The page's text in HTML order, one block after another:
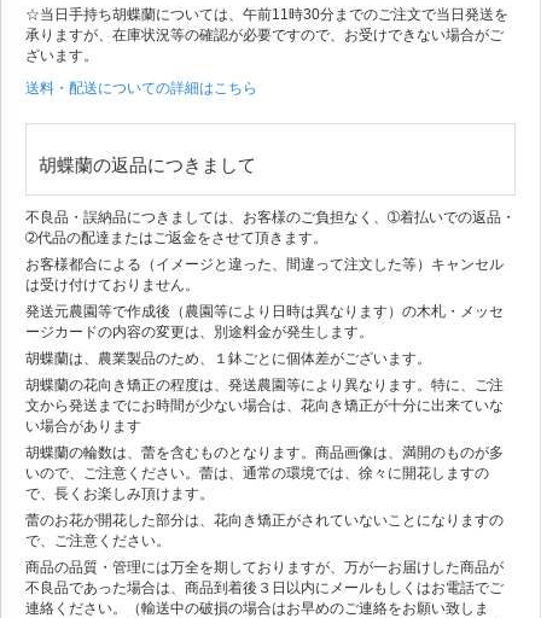
☆当日手持ち胡蝶蘭については、午前11時30分までのご注文で当日発送を
承りますが、在庫状況等の確認が必要ですので、お受けできない場合がご
ざいます。
送料・配送についての詳細はこちら
胡蝶蘭の返品につきまして
不良品・誤納品につきましては、お客様のご負担なく、➀着払いでの返品・
➁代品の配達またはご返金をさせて頂きます。
お客様都合による（イメージと違った、間違って注文した等）キャンセル
は受け付けておりません。
発送元農園等で作成後（農園等により日時は異なります）の木札・メッセ
ージカードの内容の変更は、別途料金が発生します。
胡蝶蘭は、農業製品のため、１鉢ごとに個体差がございます。
胡蝶蘭の花向き矯正の程度は、発送農園等により異なります。特に、ご注
文から発送までにお時間が少ない場合は、花向き矯正が十分に出来ていな
い場合があります
胡蝶蘭の輪数は、蕾を含むものとなります。商品画像は、満開のものが多
いので、ご注意ください。蕾は、通常の環境では、徐々に開花しますの
で、長くお楽しみ頂けます。
蕾のお花が開花した部分は、花向き矯正がされていないことになりますの
で、ご注意ください。
商品の品質・管理には万全を期しておりますが、万が一お届けした商品が
不良品であった場合は、商品到着後３日以内にメールもしくはお電話でご
連絡ください。（輸送中の破損の場合はお早めのご連絡をお願い致しま